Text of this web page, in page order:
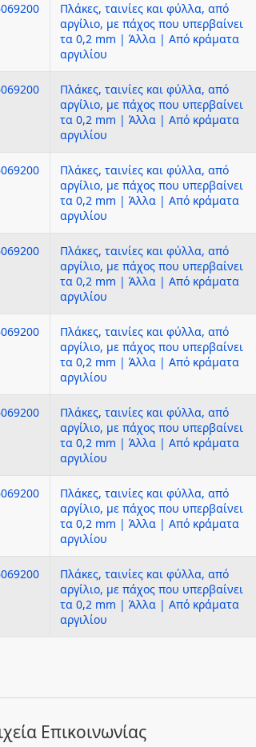
Πλάκες, ταινίες και φύλλα, από
αργίλιο, με πάχος που υπερβαίνει
τα 0,2 mm | Άλλα | Από κράματα
αργιλίου
Πλάκες, ταινίες και φύλλα, από
αργίλιο, με πάχος που υπερβαίνει
τα 0,2 mm | Άλλα | Από κράματα
αργιλίου
Πλάκες, ταινίες και φύλλα, από
αργίλιο, με πάχος που υπερβαίνει
τα 0,2 mm | Άλλα | Από κράματα
αργιλίου
Πλάκες, ταινίες και φύλλα, από
αργίλιο, με πάχος που υπερβαίνει
τα 0,2 mm | Άλλα | Από κράματα
αργιλίου
Πλάκες, ταινίες και φύλλα, από
αργίλιο, με πάχος που υπερβαίνει
τα 0,2 mm | Άλλα | Από κράματα
αργιλίου
Πλάκες, ταινίες και φύλλα, από
αργίλιο, με πάχος που υπερβαίνει
τα 0,2 mm | Άλλα | Από κράματα
αργιλίου
Πλάκες, ταινίες και φύλλα, από
αργίλιο, με πάχος που υπερβαίνει
τα 0,2 mm | Άλλα | Από κράματα
αργιλίου
Πλάκες, ταινίες και φύλλα, από
αργίλιο, με πάχος που υπερβαίνει
τα 0,2 mm | Άλλα | Από κράματα
αργιλίου
Επικοινωνίας